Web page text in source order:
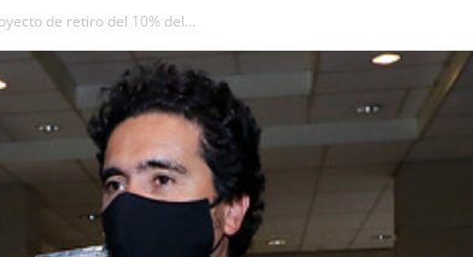
de retiro del 10% del...